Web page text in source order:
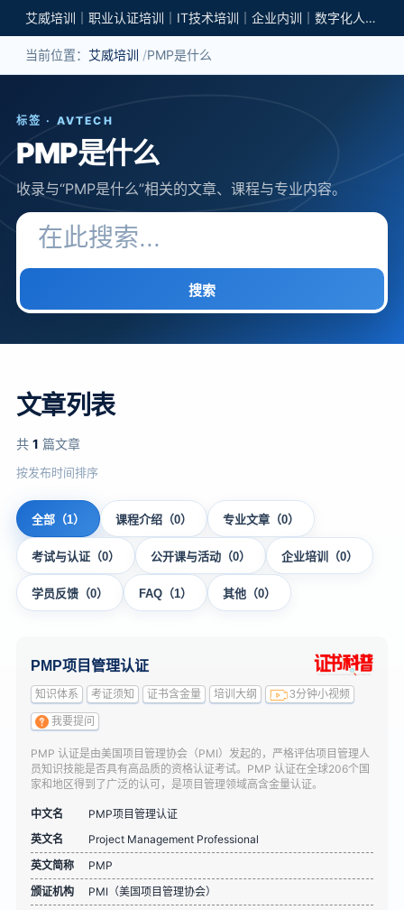
艾威培训｜职业认证培训｜IT技术培训｜企业内训｜数字化人才培养
当前位置： 艾威培训 PMP是什么
标签 · AVTECH
PMP是什么
收录与“PMP是什么”相关的文章、课程与专业内容。
搜索关键词
搜索
文章列表
共 1 篇文章
按发布时间排序
全部（1） 课程介绍（0） 专业文章（0）
考试与认证（0） 公开课与活动（0） 企业培训（0）
学员反馈（0） FAQ（1） 其他（0）
PMP项目管理认证
知识体系 考证须知 证书含金量 培训大纲 3分钟小视频
我要提问
PMP 认证是由美国项目管理协会（PMI）发起的，严格评估项目管理人
员知识技能是否具有高品质的资格认证考试。PMP 认证在全球206个国
家和地区得到了广泛的认可，是项目管理领域高含金量认证。
中文名
PMP项目管理认证
英文名
Project Management Professional
英文简称
PMP
颁证机构
PMI（美国项目管理协会）